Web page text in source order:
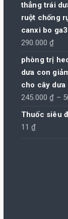
là:
thẳng trái
ruột chống
canxi bo
290.000₫
phòng trị
dưa con
cho cây dưa
245.000₫ –
Thuốc siêu
11₫